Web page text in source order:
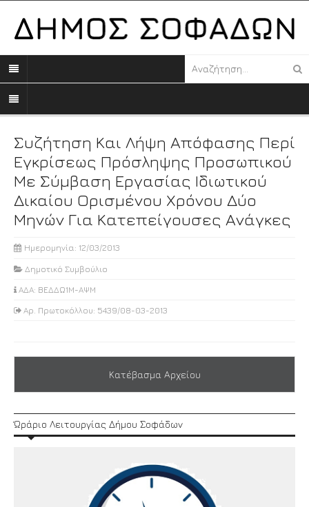
Συζήτηση Και Λήψη Απόφασης Περί
Εγκρίσεως Πρόσληψης Προσωπικού
Με Σύμβαση Εργασίας Ιδιωτικού
Δικαίου Ορισμένου Χρόνου Δύο
Μηνών Για Κατεπείγουσες Ανάγκες
Ημερομηνία: 12/03/2013
Δημοτικό Συμβούλιο
ΑΔΑ: ΒΕΔΔΩ1Μ-ΑΨΜ
Αρ. Πρωτοκόλλου: 5439/08-03-2013
Κατέβασμα Αρχείου
Ώράριο Λειτουργίας Δήμου Σοφάδων